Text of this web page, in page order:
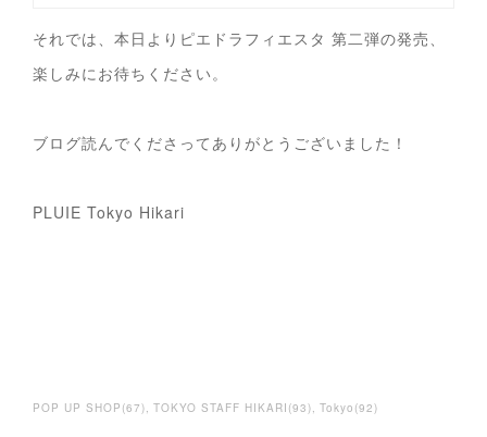
それでは、本日よりピエドラフィエスタ 第二弾の発売、
楽しみにお待ちください。
ブログ読んでくださってありがとうございました！
PLUIE Tokyo Hikari
POP UP SHOP (67) TOKYO STAFF HIKARI (93) Tokyo (92)